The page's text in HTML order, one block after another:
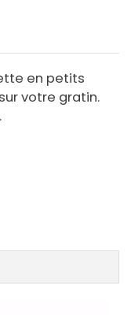
en petits
votre gratin.